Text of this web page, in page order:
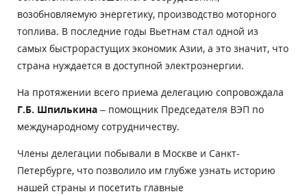
возобновляемую энергетику, производство моторного
топлива. В последние годы Вьетнам стал одной из
самых быстрорастущих экономик Азии, а это значит, что
страна нуждается в доступной электроэнергии.
На протяжении всего приема делегацию сопровождала
Г.Б. Шпилькина – помощник Председателя ВЭП по
международному сотрудничеству.
Члены делегации побывали в Москве и Санкт-
Петербурге, что позволило им глубже узнать историю
нашей страны и посетить главные